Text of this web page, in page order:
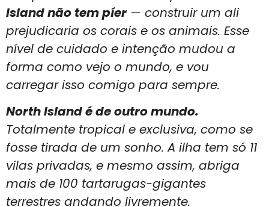
Island não tem píer — construir um ali
prejudicaria os corais e os animais. Esse
nível de cuidado e intenção mudou a
forma como vejo o mundo, e vou
carregar isso comigo para sempre.
North Island é de outro mundo.
Totalmente tropical e exclusiva, como se
fosse tirada de um sonho. A ilha tem só 11
vilas privadas, e mesmo assim, abriga
mais de 100 tartarugas-gigantes
terrestres andando livremente.